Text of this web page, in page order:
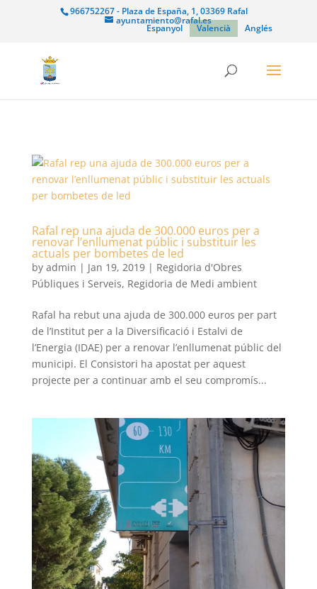
966752267 - Plaza de España, 1, 03369 Rafal
ayuntamiento@rafal.es
Espanyol Valencià Anglés
Rafal rep una ajuda de 300.000 euros per a
renovar l’enllumenat públic i substituir les
actuals per bombetes de led
by admin | Jan 19, 2019| Regidoria d'Obres
Públiques i Serveis, Regidoria de Medi ambient
Rafal ha rebut una ajuda de 300.000 euros per part
de l’Institut per a la Diversificació i Estalvi de
l’Energia (IDAE) per a renovar l’enllumenat públic del
municipi. El Consistori ha apostat per aquest
projecte per a continuar amb el seu compromís...